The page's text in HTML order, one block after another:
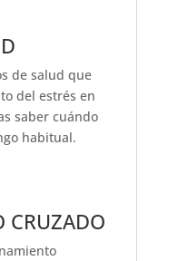
de salud que
del estrés en
saber cuándo
habitual.
CRUZADO